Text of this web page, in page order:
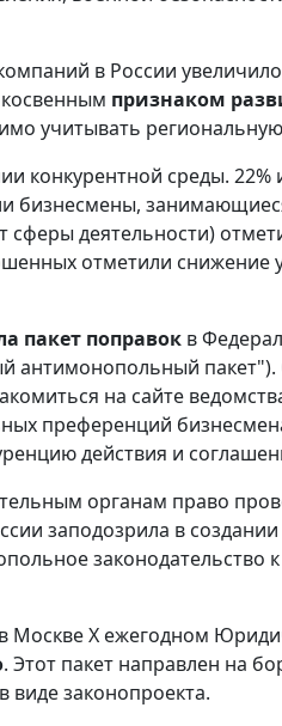
в России
признаком
учитывать
конкурентной среды. 22%
бизнесмены,
сферы деятельности)
отметили снижение
пакет поправок в
антимонопольный пакет").
на сайте
преференций
действия и
органам право
заподозрила в создании
законодательство
X ежегодном
. Этот пакет направлен на
законопроекта.